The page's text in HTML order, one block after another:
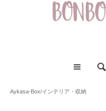
Aykasa-Box/インテリア・収納